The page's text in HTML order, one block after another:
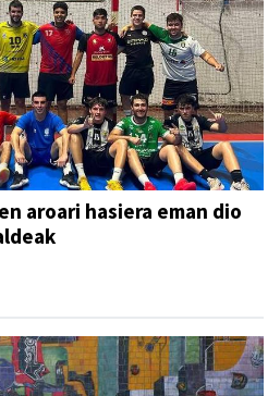
aroari hasiera eman dio